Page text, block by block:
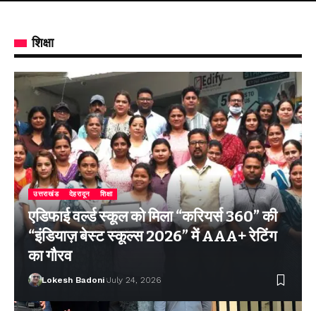
शिक्षा
उत्तराखंड देहरादून शिक्षा
एडिफाई वर्ल्ड स्कूल को मिला “करियर्स 360” की
“इंडियाज़ बेस्ट स्कूल्स 2026” में AAA+ रेटिंग
का गौरव
Lokesh Badoni July 24, 2026